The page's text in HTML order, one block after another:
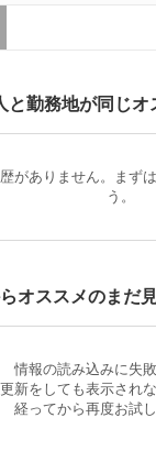
と勤務地が同じオ
がありません。まず
う。
オススメのまだ
情報の読み込みに失敗
新をしても表示され
経ってから再度お試し